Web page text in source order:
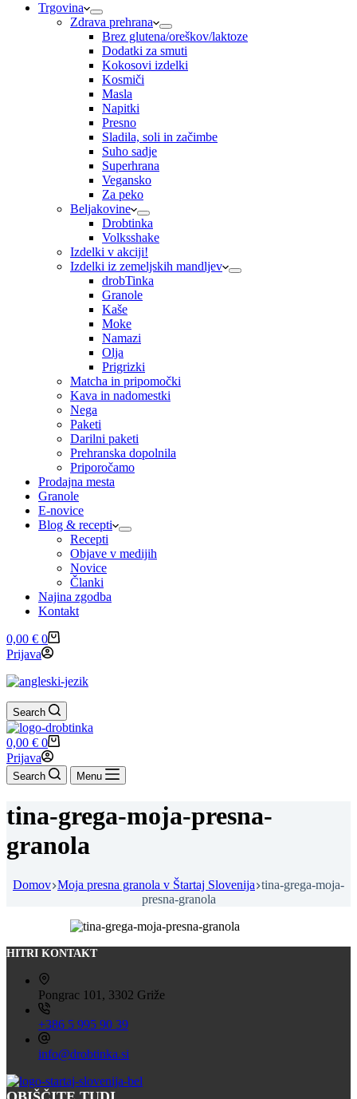
Trgovina
Zdrava prehrana
Brez glutena/oreškov/laktoze
Dodatki za smuti
Kokosovi izdelki
Kosmiči
Masla
Napitki
Presno
Sladila, soli in začimbe
Suho sadje
Superhrana
Vegansko
Za peko
Beljakovine
Drobtinka
Volksshake
Izdelki v akciji!
Izdelki iz zemeljskih mandljev
drobTinka
Granole
Kaše
Moke
Namazi
Olja
Prigrizki
Matcha in pripomočki
Kava in nadomestki
Nega
Paketi
Darilni paketi
Prehranska dopolnila
Priporočamo
Prodajna mesta
Granole
E-novice
Blog & recepti
Recepti
Objave v medijih
Novice
Članki
Najina zgodba
Kontakt
Shopping
cart
0,00 € 0
Prijava
Search
Shopping
cart
0,00 € 0
Prijava
Search Menu
tina-grega-moja-presna-
granola
Domov Moja presna granola v Štartaj Slovenija tina-grega-moja-
presna-granola
HITRI KONTAKT
Pongrac 101, 3302 Griže
+386 5 995 90 39
info@drobtinka.si